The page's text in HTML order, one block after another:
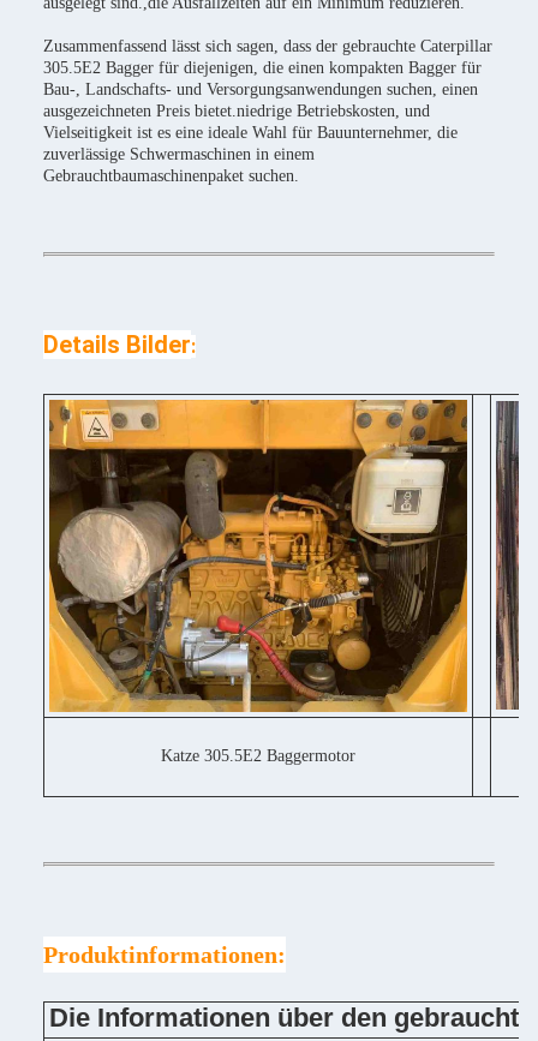
Zusammenfassend lässt sich sagen, dass der gebrauchte Caterpillar
305.5E2 Bagger für diejenigen, die einen kompakten Bagger für
Bau-, Landschafts- und Versorgungsanwendungen suchen, einen
ausgezeichneten Preis bietet.niedrige Betriebskosten, und
Vielseitigkeit ist es eine ideale Wahl für Bauunternehmer, die
zuverlässige Schwermaschinen in einem
Gebrauchtbaumaschinenpaket suchen.
Details Bilder:
Katze 305.5E2 Baggermotor
Produktinformationen:
Die Informationen über den